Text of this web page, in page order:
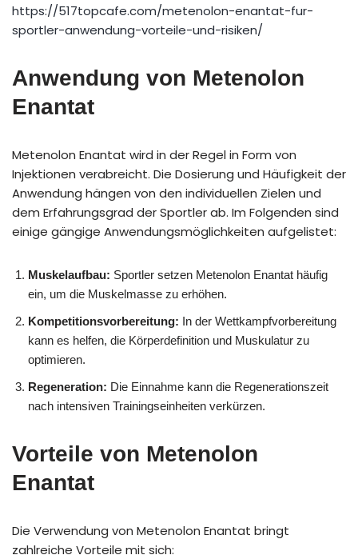
https://517topcafe.com/metenolon-enantat-fur-
sportler-anwendung-vorteile-und-risiken/
Anwendung von Metenolon
Enantat
Metenolon Enantat wird in der Regel in Form von
Injektionen verabreicht. Die Dosierung und Häufigkeit der
Anwendung hängen von den individuellen Zielen und
dem Erfahrungsgrad der Sportler ab. Im Folgenden sind
einige gängige Anwendungsmöglichkeiten aufgelistet:
Muskelaufbau: Sportler setzen Metenolon Enantat häufig
ein, um die Muskelmasse zu erhöhen.
Kompetitionsvorbereitung: In der Wettkampfvorbereitung
kann es helfen, die Körperdefinition und Muskulatur zu
optimieren.
Regeneration: Die Einnahme kann die Regenerationszeit
nach intensiven Trainingseinheiten verkürzen.
Vorteile von Metenolon
Enantat
Die Verwendung von Metenolon Enantat bringt
zahlreiche Vorteile mit sich: